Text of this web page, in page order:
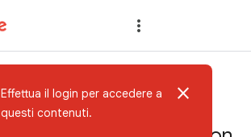
Skills
Effettua il login per accedere a
questi contenuti.
close